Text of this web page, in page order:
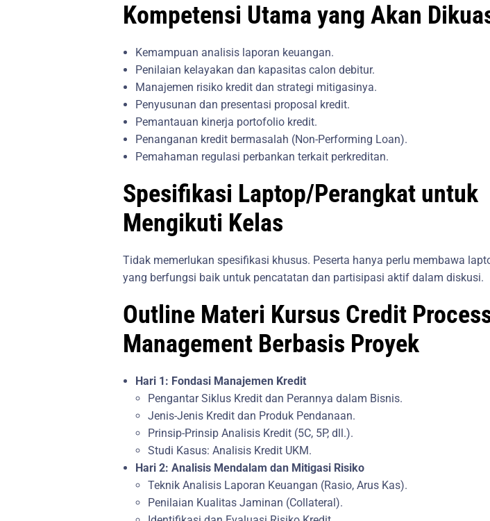
Kompetensi Utama yang Akan
Kemampuan analisis laporan keuangan.
Penilaian kelayakan dan kapasitas calon debitur.
Manajemen risiko kredit dan strategi mitigasinya.
Penyusunan dan presentasi proposal kredit.
Pemantauan kinerja portofolio kredit.
Penanganan kredit bermasalah (Non-Performing Loan).
Pemahaman regulasi perbankan terkait perkreditan.
Spesifikasi Laptop/Perangkat untuk
Mengikuti Kelas
Tidak memerlukan spesifikasi khusus. Peserta hanya perlu membawa
yang berfungsi baik untuk pencatatan dan partisipasi aktif dalam diskusi.
Outline Materi Kursus Credit
Management Berbasis Proyek
Hari 1: Fondasi Manajemen Kredit
Pengantar Siklus Kredit dan Perannya dalam Bisnis.
Jenis-Jenis Kredit dan Produk Pendanaan.
Prinsip-Prinsip Analisis Kredit (5C, 5P, dll.).
Studi Kasus: Analisis Kredit UKM.
Hari 2: Analisis Mendalam dan Mitigasi Risiko
Teknik Analisis Laporan Keuangan (Rasio, Arus Kas).
Penilaian Kualitas Jaminan (Collateral).